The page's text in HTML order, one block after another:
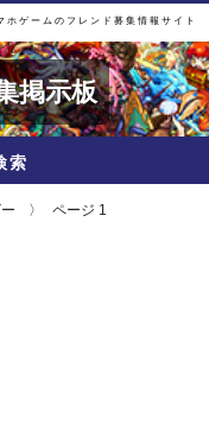
ホゲームのフレンド募集情報サイト
掲示板
索
ページ 1